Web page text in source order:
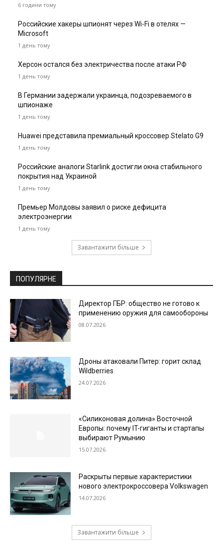
6 години тому
Российские хакеры шпионят через Wi-Fi в отелях —
Microsoft
1 день тому
Херсон остался без электричества после атаки РФ
1 день тому
В Германии задержали украинца, подозреваемого в
шпионаже
1 день тому
Huawei представила премиальный кроссовер Stelato G9
1 день тому
Российские аналоги Starlink достигли окна стабильного
покрытия над Украиной
1 день тому
Премьер Молдовы заявил о риске дефицита
электроэнергии
1 день тому
Завантажити більше
ПОПУЛЯРНЕ
Директор ГБР: общество не готово к
применению оружия для самообороны
08.07.2026
Дроны атаковали Питер: горит склад
Wildberries
24.07.2026
«Силиконовая долина» Восточной
Европы: почему IT-гиганты и стартапы
выбирают Румынию
15.07.2026
Раскрыты первые характеристики
нового электрокроссовера Volkswagen
14.07.2026
Завантажити більше